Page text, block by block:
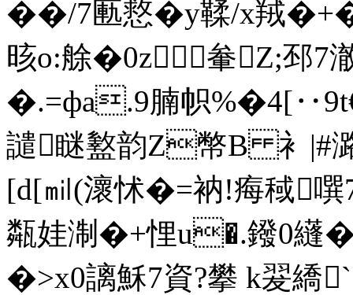
��/7匭慦� y鞣/x羢
晐o:艅�0z軬Z;
�.=фa.9腩帜
譴瞇盭韵Z幣B 衤|#潞
[d[㏕(瀤怵�=衲!痗稢
甐娃淛�+悝u�.鏺0纄�
�>x0謧穌7資?攀 k翇